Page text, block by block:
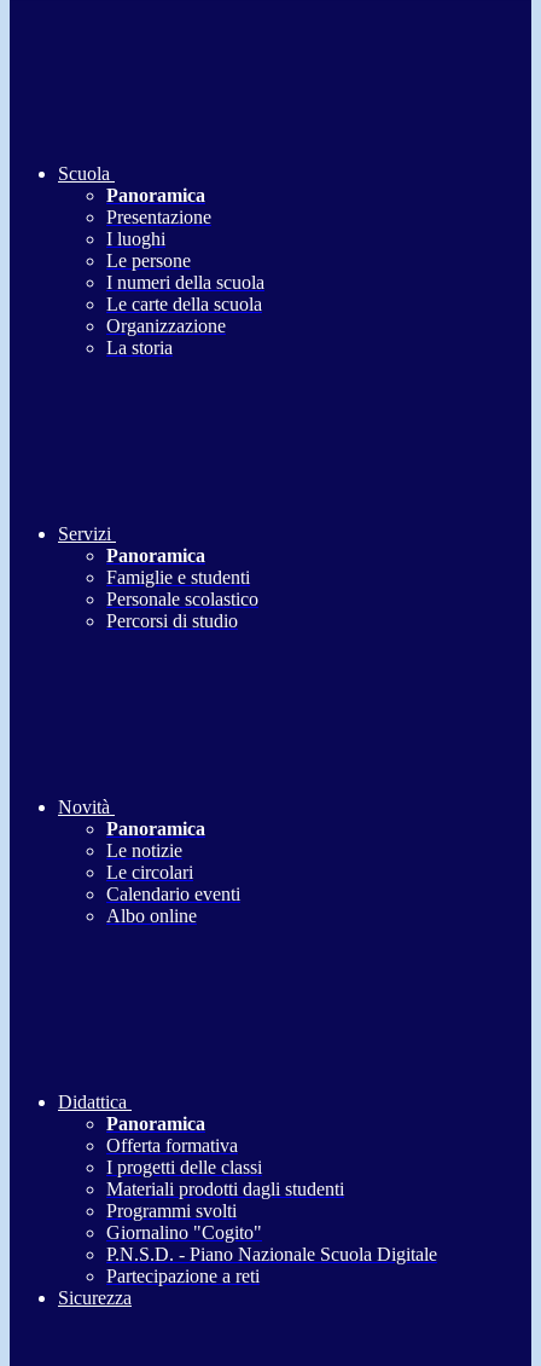
Scuola
Panoramica
Presentazione
I luoghi
Le persone
I numeri della scuola
Le carte della scuola
Organizzazione
La storia
Servizi
Panoramica
Famiglie e studenti
Personale scolastico
Percorsi di studio
Novità
Panoramica
Le notizie
Le circolari
Calendario eventi
Albo online
Didattica
Panoramica
Offerta formativa
I progetti delle classi
Materiali prodotti dagli studenti
Programmi svolti
Giornalino "Cogito"
P.N.S.D. - Piano Nazionale Scuola Digitale
Partecipazione a reti
Sicurezza